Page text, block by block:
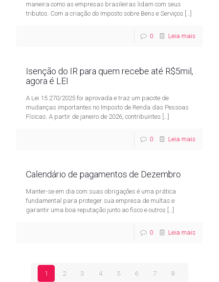
maneira como as empresas brasileiras lidam com seus
tributos. Com a criação do Imposto sobre Bens e Serviços […]
0 Leia mais
Isenção do IR para quem recebe até R$5mil,
agora é LEI
A Lei 15.270/2025 foi aprovada e traz um pacote de
mudanças importantes no Imposto de Renda das Pessoas
Físicas. A partir de janeiro de 2026, contribuintes […]
0 Leia mais
Calendário de pagamentos de Dezembro
Manter-se em dia com suas obrigações é uma prática
fundamental para proteger sua empresa de multas e
garantir uma boa reputação junto ao fisco e outros […]
0 Leia mais
1 2 3 4 5 6 7 8